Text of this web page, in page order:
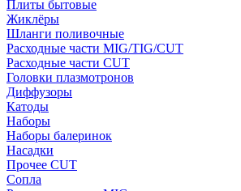
Плиты бытовые
Жиклёры
Шланги поливочные
Расходные части MIG/TIG/CUT
Расходные части CUT
Головки плазмотронов
Диффузоры
Катоды
Наборы
Наборы балеринок
Насадки
Прочее CUT
Сопла